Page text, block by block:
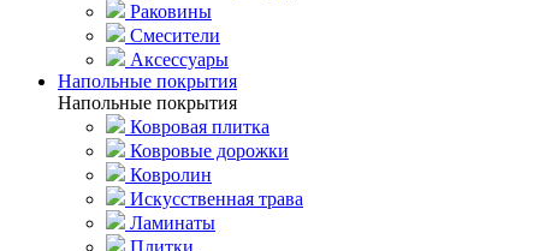
Раковины
Смесители
Аксессуары
Напольные покрытия
Напольные покрытия
Ковровая плитка
Ковровые дорожки
Ковролин
Искусственная трава
Ламинаты
Плитки